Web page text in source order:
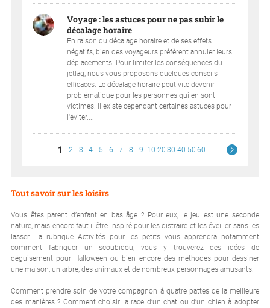
Voyage : les astuces pour ne pas subir le
décalage horaire
En raison du décalage horaire et de ses effets
négatifs, bien des voyageurs préfèrent annuler leurs
déplacements. Pour limiter les conséquences du
jetlag, nous vous proposons quelques conseils
efficaces. Le décalage horaire peut vite devenir
problématique pour les personnes qui en sont
victimes. Il existe cependant certaines astuces pour
l'éviter....
1 2 3 4 5 6 7 8 9 10 20 30 40 50 60
Tout savoir sur les loisirs
Vous êtes parent d’enfant en bas âge ? Pour eux, le jeu est une seconde
nature, mais encore faut-il être inspiré pour les distraire et les éveiller sans les
lasser. La rubrique Activités pour les petits vous apprendra notamment
comment fabriquer un scoubidou, vous y trouverez des idées de
déguisement pour Halloween ou bien encore des méthodes pour dessiner
une maison, un arbre, des animaux et de nombreux personnages amusants.
Comment prendre soin de votre compagnon à quatre pattes de la meilleure
des manières ? Comment choisir la race d’un chat ou d’un chien à adopter